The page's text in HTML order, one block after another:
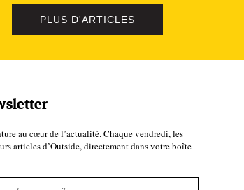
Autant de gens, dans la nuit et dans
eux - ils ne viennent pas chercher les mêmes
de montagne. Et si on essaie de comparer
PLUS D'ARTICLES
au cœur de l’actualité. Chaque vendredi, les
articles d’Outside, directement dans votre boîte